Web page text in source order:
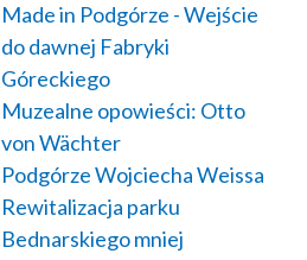
Made in Podgórze - Wejście
do dawnej Fabryki
Góreckiego
Muzealne opowieści: Otto
von Wächter
Podgórze Wojciecha Weissa
Rewitalizacja parku
Bednarskiego mniej